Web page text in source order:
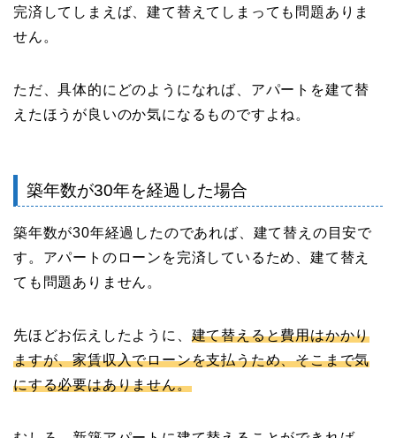
完済してしまえば、建て替えてしまっても問題ありま
せん。
ただ、具体的にどのようになれば、アパートを建て替
えたほうが良いのか気になるものですよね。
築年数が30年を経過した場合
築年数が30年経過したのであれば、建て替えの目安で
す。アパートのローンを完済しているため、建て替え
ても問題ありません。
先ほどお伝えしたように、 建て替えると費用はかかり
ますが、家賃収入でローンを支払うため、そこまで気
にする必要はありません。